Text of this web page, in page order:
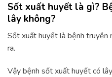
Sốt xuất huyết là gì?
lây không?
Sốt xuất huyết là bệnh truyền
ra.
Vậy bệnh sốt xuất huyết có